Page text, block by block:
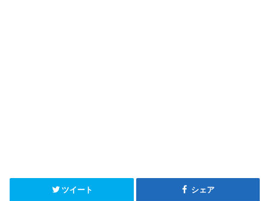
ツイート シェア